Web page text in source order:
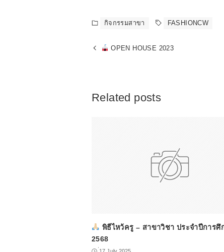
กิจกรรมสาขา FASHIONCW
OPEN HOUSE 2023
Related posts
พิธีไหว้ครู – สาขาวิชา ประจำปีการศึ
2568